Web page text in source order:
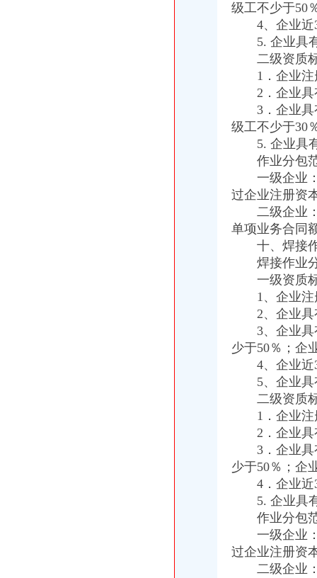
级工不少于50
4、企业近3
5. 企业具有
二级资质
1．企业注
2．企业具
3．企业具有
级工不少于30
5. 企业具有
作业分包
一级企业：
过企业注册资
二级企业：
单项业务合同
十、焊接作
焊接作业分
一级资质
1、企业注
2、企业具有
3、企业具有
少于50％；企
4、企业近3
5、企业具
二级资质
1．企业注
2．企业具
3．企业具有
少于50％；企
4．企业近3
5. 企业具有
作业分包
一级企业：
过企业注册资
二级企业：